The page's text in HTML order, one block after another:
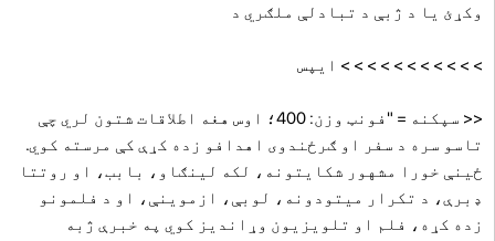
وکړئ یا د ژبې د تبادلې ملګري د
> > > > > > > > > > > ایپس
<< سپکنه = "فونټ وزن: 400؛ اوس هغه اطلاقات شتون لري چې
تاسو سره د سفر او ګرځندوی اهدافو زده کړې کې مرسته کوي.
ځینې ​​خورا مشهور شکایتونه، لکه لینګاو، بابب، او روتتا
ډبرې، د تکرار میتودونه، لوبې، ازموینې، او د فلمونو
زده کړه، فلم او تلویزیون وړاندیز کوي په خبرې ژبه